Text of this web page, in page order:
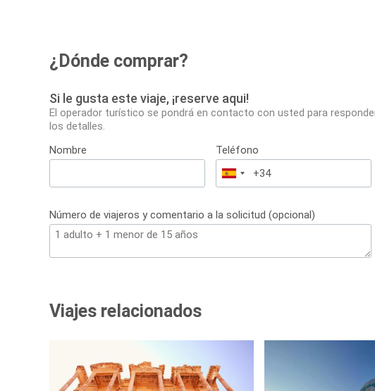
¿Dónde comprar?
Si le gusta este viaje, ¡reserve aqui!
El operador turístico se pondrá en contacto con usted para
los detalles.
Nombre
Teléfono
España
+34
Número de viajeros y comentario a la solicitud (opcional)
Viajes relacionados